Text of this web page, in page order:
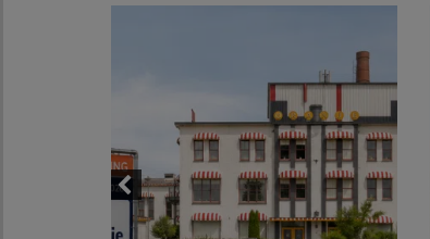
Previous